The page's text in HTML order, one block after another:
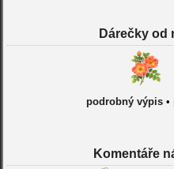
Dárečky od
podrobný výpis•
Komentáře